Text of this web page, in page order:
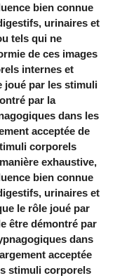
bien connue
urinaires et
tels qui ne
de ces images
internes et
joué par les stimuli
par la
dans les
acceptée de
corporels
exhaustive,
bien connue
urinaires et
le rôle joué par
être démontré par
dans
acceptée
stimuli corporels